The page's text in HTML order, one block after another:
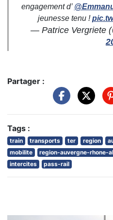
engagement d’
jeunesse tenu !
— Patrice Vergriete
Partager :
Tags :
train transports ter region
mobilite
region-auvergne-rhone-
intercites
pass-rail